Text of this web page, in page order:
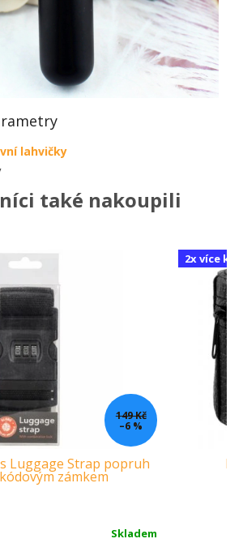
lahvičky
také nakoupili
149 Kč
–6 %
Luggage Strap popruh
zámkem
Skladem
2x více